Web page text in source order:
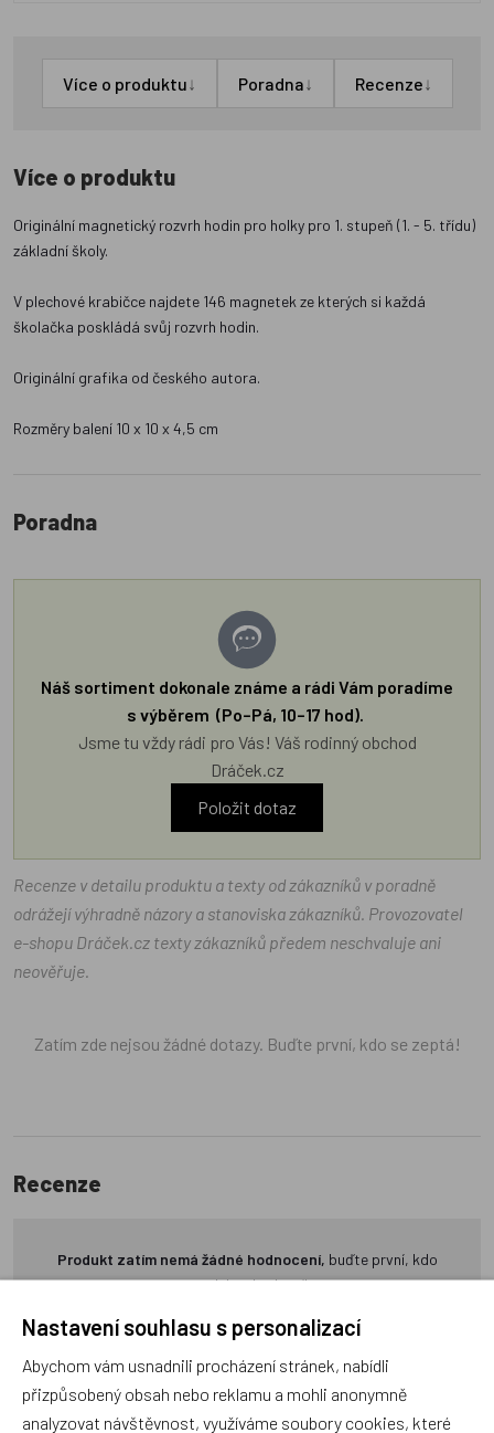
Více o produktu↓ Poradna↓ Recenze↓
Více o produktu
Originální magnetický rozvrh hodin pro holky pro 1. stupeň (1. - 5. třídu)
základní školy.
V plechové krabičce najdete 146 magnetek ze kterých si každá
školačka poskládá svůj rozvrh hodin.
Originální grafika od českého autora.
Rozměry balení 10 x 10 x 4,5 cm
Poradna
Náš sortiment dokonale známe a rádi Vám poradíme
s výběrem (Po–Pá, 10–17 hod).
Jsme tu vždy rádi pro Vás! Váš rodinný obchod
Dráček.cz
Položit dotaz
Recenze v detailu produktu a texty od zákazníků v poradně
odrážejí výhradně názory a stanoviska zákazníků. Provozovatel
e-shopu Dráček.cz texty zákazníků předem neschvaluje ani
neověřuje.
Zatím zde nejsou žádné dotazy. Buďte první, kdo se zeptá!
Recenze
Produkt zatím nemá žádné hodnocení, buďte první, kdo
produkt ohodnotí!
Přidat hodnocení
Nastavení souhlasu s personalizací
Abychom vám usnadnili procházení stránek, nabídli
přizpůsobený obsah nebo reklamu a mohli anonymně
analyzovat návštěvnost, využíváme soubory cookies, které